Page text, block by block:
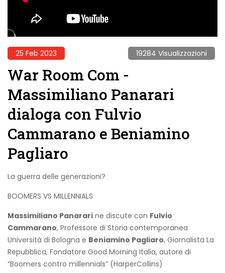
25 Feb 2023 19284 Visualizzazioni
War Room Com -
Massimiliano Panarari
dialoga con Fulvio
Cammarano e Beniamino
Pagliaro
La guerra delle generazioni?
BOOMERS VS MILLENNIALS
Massimiliano Panarari ne discute con Fulvio
Cammarano, Professore di Storia contemporanea
Università di Bologna e Beniamino Pagliaro, Giornalista La
Repubblica, Fondatore Good Morning Italia, autore di
“Boomers contro millennials” (HarperCollins)